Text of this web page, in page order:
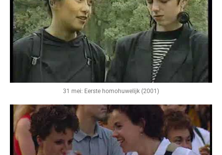
31 mei: Eerste homohuwelijk (2001)